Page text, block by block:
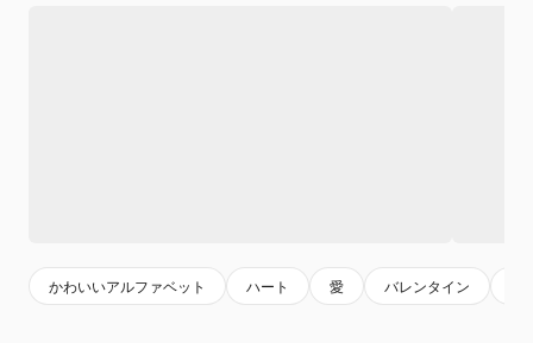
かわいいアルファベット ハート 愛 バレンタイン